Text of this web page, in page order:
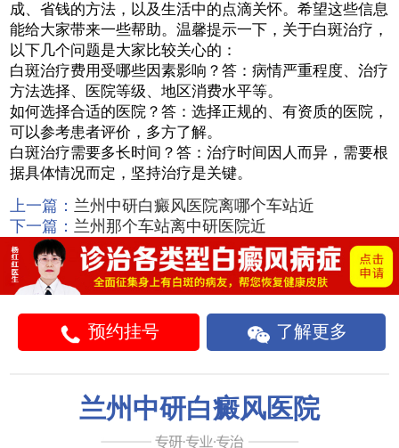
成、省钱的方法，以及生活中的点滴关怀。希望这些信息
能给大家带来一些帮助。温馨提示一下，关于白斑治疗，
以下几个问题是大家比较关心的：
白斑治疗费用受哪些因素影响？答：病情严重程度、治疗
方法选择、医院等级、地区消费水平等。
如何选择合适的医院？答：选择正规的、有资质的医院，
可以参考患者评价，多方了解。
白斑治疗需要多长时间？答：治疗时间因人而异，需要根
据具体情况而定，坚持治疗是关键。
上一篇： 兰州中研白癜风医院离哪个车站近
下一篇： 兰州那个车站离中研医院近
预约挂号 了解更多
兰州中研白癜风医院